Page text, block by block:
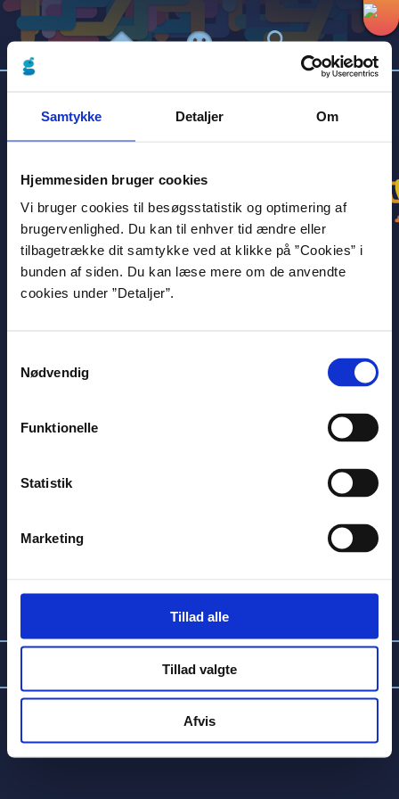
Samtykke Detaljer Om
Hjemmesiden bruger cookies
Vi bruger cookies til besøgsstatistik og optimering af
brugervenlighed. Du kan til enhver tid ændre eller
tilbagetrække dit samtykke ved at klikke på ”Cookies” i
bunden af siden. Du kan læse mere om de anvendte
cookies under ”Detaljer”.
Nødvendig
Funktionelle
Statistik
Marketing
Tillad alle
Tillad valgte
Afvis
HVAD VIL DU LÆSE?
Let Svær
Tekst